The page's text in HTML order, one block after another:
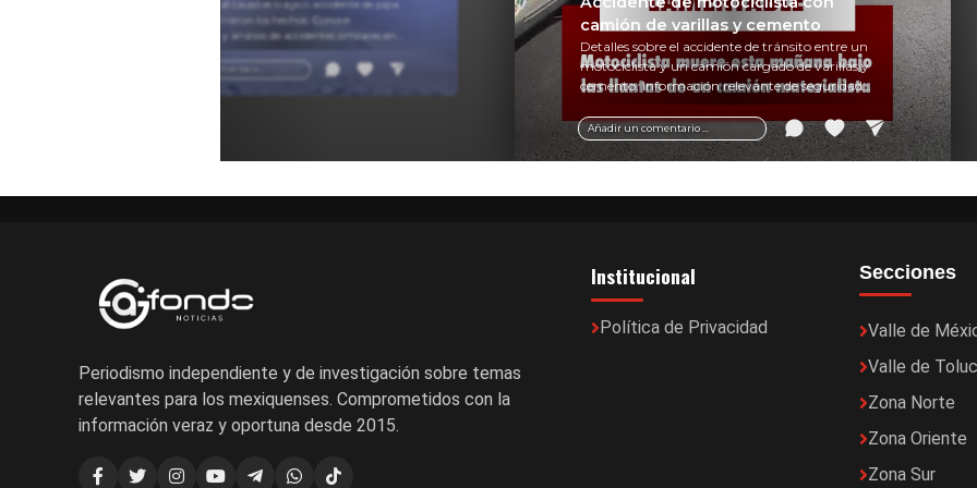
Añadir un comentario ...
camión de varillas y cemento
Detalles sobre el accidente de tránsito entre un
motociclista y un camión cargado de varillas y
cemento. Información relevante de seguridad
vial y recomendaciones para motociclistas.
Descubre qué causó el trágico accidente de pipa
y cómo ocurrieron los hechos. Conoce
testimonios y análisis de accidentes similares en
carretera para entender estos sucesos.
Periodismo independiente y de investigación sobre temas
relevantes para los mexiquenses. Comprometidos con la
información veraz y oportuna desde 2015.
Institucional
Política de Privacidad
Secciones
Valle de
Valle de
Zona Norte
Zona Oriente
Zona Sur